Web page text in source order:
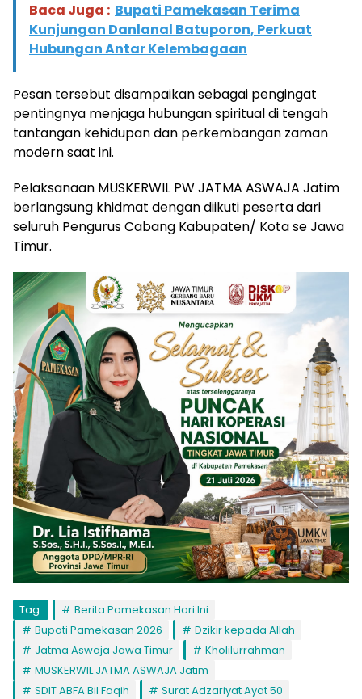
Baca Juga : Bupati Pamekasan Terima
Kunjungan Danlanal Batuporon, Perkuat
Hubungan Antar Kelembagaan
Pesan tersebut disampaikan sebagai pengingat
pentingnya menjaga hubungan spiritual di tengah
tantangan kehidupan dan perkembangan zaman
modern saat ini.
Pelaksanaan MUSKERWIL PW JATMA ASWAJA Jatim
berlangsung khidmat dengan diikuti peserta dari
seluruh Pengurus Cabang Kabupaten/ Kota se Jawa
Timur.
Tag:
Berita Pamekasan Hari Ini
Bupati Pamekasan 2026
Dzikir kepada Allah
Jatma Aswaja Jawa Timur
Kholilurrahman
MUSKERWIL JATMA ASWAJA Jatim
SDIT ABFA Bil Faqih
Surat Adzariyat Ayat 50